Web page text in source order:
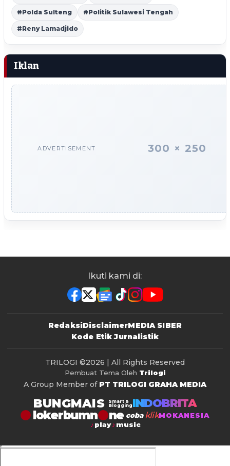
#Polda Sulteng #Politik Sulawesi Tengah
#Reny Lamadjido
Iklan
ADVERTISEMENT 300 × 250
Ikuti kami di:
RedaksiDisclaimerMEDIA SIBER
Kode Etik Jurnalistik
TRILOGI ©2026 | All Rights Reserved
Pembuat Tema Oleh Trilogi
A Group Member of PT TRILOGI GRAHA MEDIA
BUNGMAIS
Smart &
Blogging INDOBRITA
lokerbumn coba klikMOKANESIA
play
music